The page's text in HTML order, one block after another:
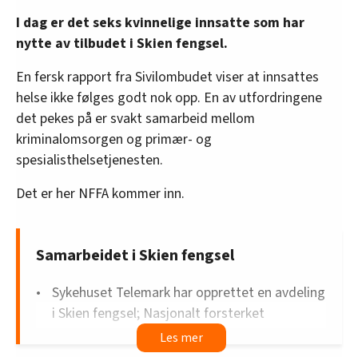
I dag er det seks kvinnelige innsatte som har
nytte av tilbudet i Skien fengsel.
En fersk rapport fra Sivilombudet viser at innsattes
helse ikke følges godt nok opp. En av utfordringene
det pekes på er svakt samarbeid mellom
kriminalomsorgen og primær- og
spesialisthelsetjenesten.
Det er her NFFA kommer inn.
Samarbeidet i Skien fengsel
Sykehuset Telemark har opprettet en avdeling
i Skien fengsel; Nasjonalt forsterket
fellesskapsavdeling (NFFA).